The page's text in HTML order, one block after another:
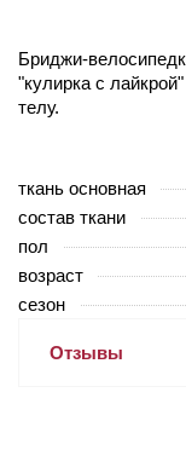
Бриджи-
"кулирка с
телу.
ткань основная
состав ткани
пол
возраст
сезон
Отзывы